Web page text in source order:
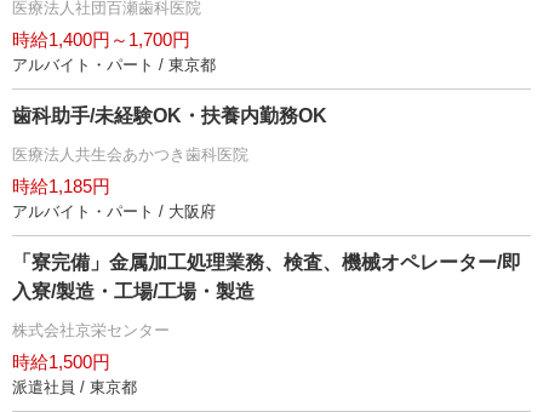
医療法人社団百瀬歯科医院
時給1,400円～1,700円
アルバイト・パート / 東京都
歯科助手/未経験OK・扶養内勤務OK
医療法人共生会あかつき歯科医院
時給1,185円
アルバイト・パート / 大阪府
「寮完備」金属加工処理業務、検査、機械オペレーター/即
入寮/製造・工場/工場・製造
株式会社京栄センター
時給1,500円
派遣社員 / 東京都